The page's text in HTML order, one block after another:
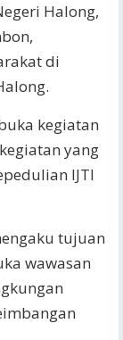
Halong,
di
kegiatan
yang
IJTI
tujuan
wawasan